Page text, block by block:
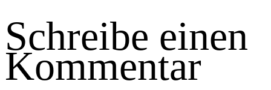
Schreibe einen
Kommentar